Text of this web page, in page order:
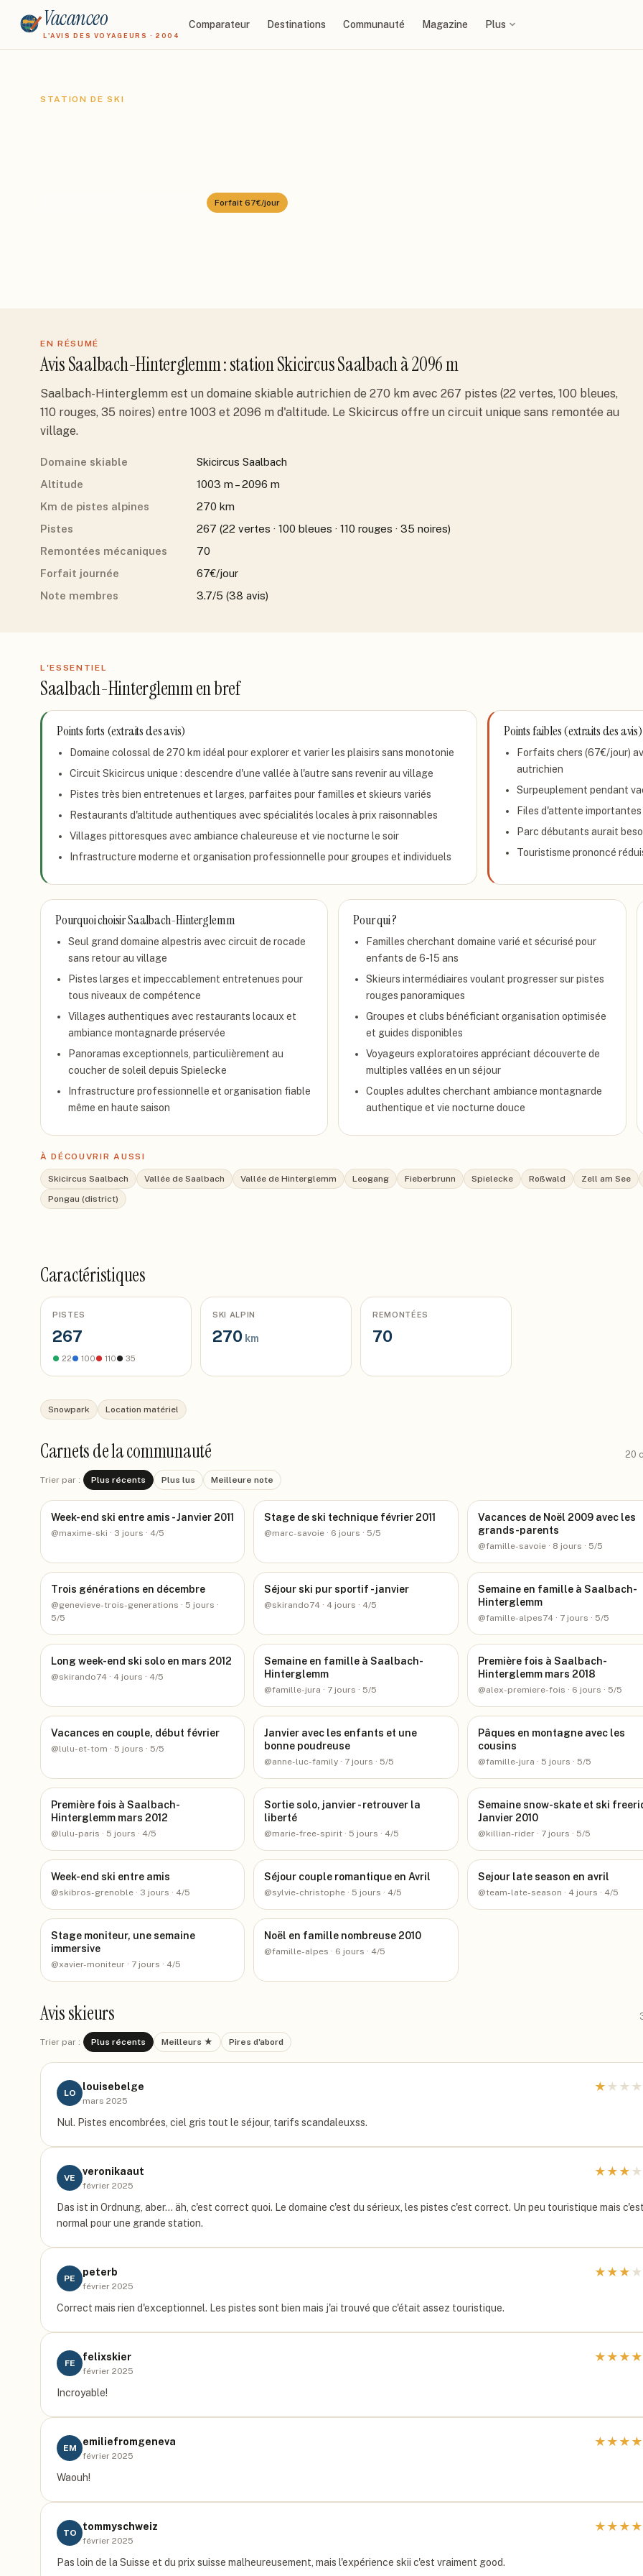
Vacanceo
L'AVIS DES VOYAGEURS · 2004
Comparateur Destinations Communauté Magazine Plus
STATION DE SKI
Forfait 67€/jour
EN RÉSUMÉ
AvisSaalbach-Hinterglemm: stationSkicircus Saalbachà 2096 m
Saalbach-Hinterglemm est un domaine skiable autrichien de 270 km avec 267 pistes (22 vertes, 100 bleues,
110 rouges, 35 noires) entre 1003 et 2096 m d'altitude. Le Skicircus offre un circuit unique sans remontée au
village.
Domaine skiable
Skicircus Saalbach
Altitude
1003 m – 2096 m
Km de pistes alpines
270 km
Pistes
267 (22 vertes · 100 bleues · 110 rouges · 35 noires)
Remontées mécaniques
70
Forfait journée
67€/jour
Note membres
3.7/5 (38 avis)
L'ESSENTIEL
Saalbach-Hinterglemmen bref
Points forts (extraits des avis)
Domaine colossal de 270 km idéal pour explorer et varier les plaisirs sans monotonie
Circuit Skicircus unique : descendre d'une vallée à l'autre sans revenir au village
Pistes très bien entretenues et larges, parfaites pour familles et skieurs variés
Restaurants d'altitude authentiques avec spécialités locales à prix raisonnables
Villages pittoresques avec ambiance chaleureuse et vie nocturne le soir
Infrastructure moderne et organisation professionnelle pour groupes et individuels
Points faibles (extraits des avis)
Forfaits chers (67€/jour)
autrichien
Surpeuplement pendant
Files d'attente
Parc débutants aurait
Touristisme prononcé
Pourquoi choisirSaalbach-Hinterglemm
Seul grand domaine alpestris avec circuit de rocade
sans retour au village
Pistes larges et impeccablement entretenues pour
tous niveaux de compétence
Villages authentiques avec restaurants locaux et
ambiance montagnarde préservée
Panoramas exceptionnels, particulièrement au
coucher de soleil depuis Spielecke
Infrastructure professionnelle et organisation fiable
même en haute saison
Pour qui ?
Familles cherchant domaine varié et sécurisé pour
enfants de 6-15 ans
Skieurs intermédiaires voulant progresser sur pistes
rouges panoramiques
Groupes et clubs bénéficiant organisation optimisée
et guides disponibles
Voyageurs exploratoires appréciant découverte de
multiples vallées en un séjour
Couples adultes cherchant ambiance montagnarde
authentique et vie nocturne douce
À DÉCOUVRIR AUSSI
Skicircus Saalbach Vallée de Saalbach Vallée de Hinterglemm Leogang Fieberbrunn Spielecke Roßwald
Zell am See
Pongau (district)
Caractéristiques
PISTES
267
● 22● 100● 110● 35
SKI ALPIN
270 km
REMONTÉES
70
Snowpark Location matériel
Carnets de la communauté 20
Trier par : Plus récents Plus lus Meilleure note
Week-end ski entre amis - Janvier 2011
@maxime-ski · 3 jours · 4/5
Stage de ski technique février 2011
@marc-savoie · 6 jours · 5/5
Vacances de Noël 2009 avec les
grands-parents
@famille-savoie· 8 jours · 5/5
Trois générations en décembre
@genevieve-trois-generations · 5 jours ·
5/5
Séjour ski pur sportif - janvier
@skirando74 · 4 jours · 4/5
Semaine en famille à Saalbach-
Hinterglemm
@famille-alpes74· 7 jours · 5/5
Long week-end ski solo en mars 2012
@skirando74 · 4 jours · 4/5
Semaine en famille à Saalbach-
Hinterglemm
@famille-jura · 7 jours · 5/5
Première fois à Saalbach-
Hinterglemm mars 2018
@alex-premiere-fois · 6 jours · 5/5
Vacances en couple, début février
@lulu-et-tom · 5 jours · 5/5
Janvier avec les enfants et une
bonne poudreuse
@anne-luc-family · 7 jours · 5/5
Pâques en montagne avec les
cousins
@famille-jura · 5 jours · 5/5
Première fois à Saalbach-
Hinterglemm mars 2012
@lulu-paris · 5 jours · 4/5
Sortie solo, janvier - retrouver la
liberté
@marie-free-spirit · 5 jours · 4/5
Semaine snow-skate et ski
Janvier 2010
@killian-rider· 7 jours · 5/5
Week-end ski entre amis
@skibros-grenoble · 3 jours · 4/5
Séjour couple romantique en Avril
@sylvie-christophe · 5 jours · 4/5
Sejour late season en avril
@team-late-season · 4 jours · 4/5
Stage moniteur, une semaine
immersive
@xavier-moniteur · 7 jours · 4/5
Noël en famille nombreuse 2010
@famille-alpes · 6 jours · 4/5
Avis skieurs
Trier par : Plus récents Meilleurs ★ Pires d'abord
LO
louisebelge
mars 2025
★ ★ ★ ★
Nul. Pistes encombrées, ciel gris tout le séjour, tarifs scandaleuxss.
VE
veronikaaut
février 2025
★ ★ ★ ★
Das ist in Ordnung, aber... äh, c'est correct quoi. Le domaine c'est du sérieux, les pistes c'est correct. Un peu touristique mais
normal pour une grande station.
PE
peterb
février 2025
★ ★ ★ ★
Correct mais rien d'exceptionnel. Les pistes sont bien mais j'ai trouvé que c'était assez touristique.
FE
felixskier
février 2025
★ ★ ★ ★
Incroyable!
EM
emiliefromgeneva
février 2025
★ ★ ★ ★
Waouh!
TO
tommyschweiz
février 2025
★ ★ ★ ★
Pas loin de la Suisse et du prix suisse malheureusement, mais l'expérience skii c'est vraiment good.